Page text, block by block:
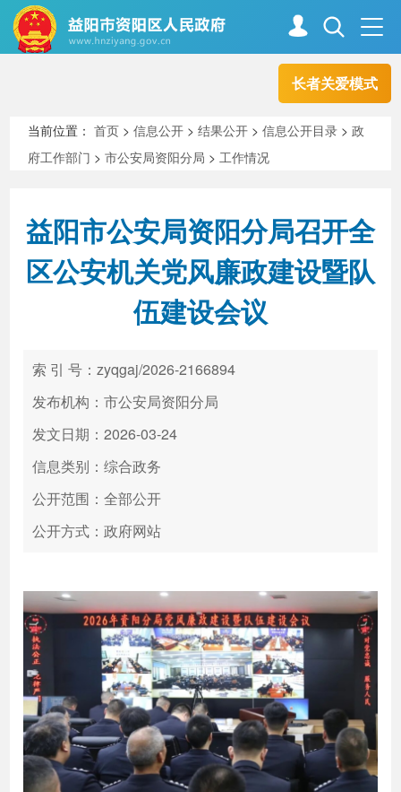
长者关爱模式
走进资阳
新闻中心 解读回应
政务服务 互动交流
高效办成一件事
当前位置：首页 >信息公开 >结果公开 >信息公开目录 >政
府工作部门 >市公安局资阳分局 >工作情况
益阳市公安局资阳分局召开全
区公安机关党风廉政建设暨队
伍建设会议
索 引 号：zyqgaj/2026-2166894
发布机构：市公安局资阳分局
发文日期：2026-03-24
信息类别：综合政务
公开范围：全部公开
公开方式：政府网站